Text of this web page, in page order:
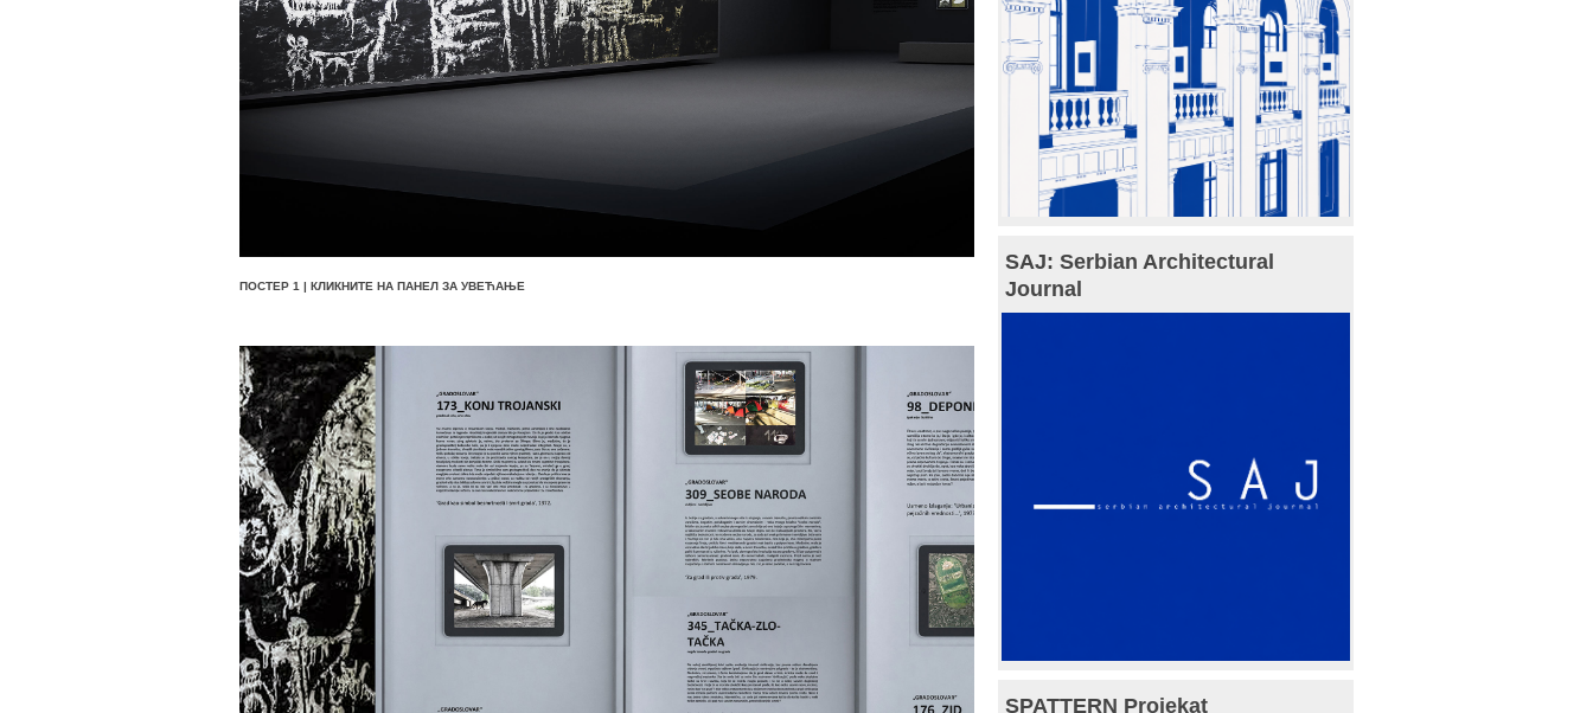
ПОСТЕР 1 | КЛИКНИТЕ НА ПАНЕЛ ЗА УВЕЋАЊЕ
SAJ: Serbian Architectural
Journal
SPATTERN Projekat